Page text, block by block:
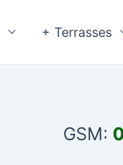
+ Terrasses
GSM: